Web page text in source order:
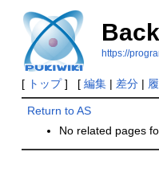
https://
[ トップ] [ 編集| 差分|
Return to AS
No related pages